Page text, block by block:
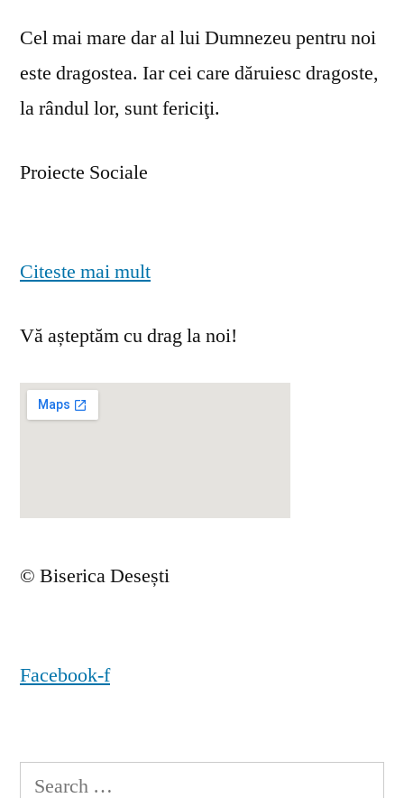
Cel mai mare dar al lui Dumnezeu pentru noi
este dragostea. Iar cei care dăruiesc dragoste,
la rândul lor, sunt fericiţi.
Proiecte Sociale
Citeste mai mult
Vă așteptăm cu drag la noi!
© Biserica Desești
Facebook-f
Search